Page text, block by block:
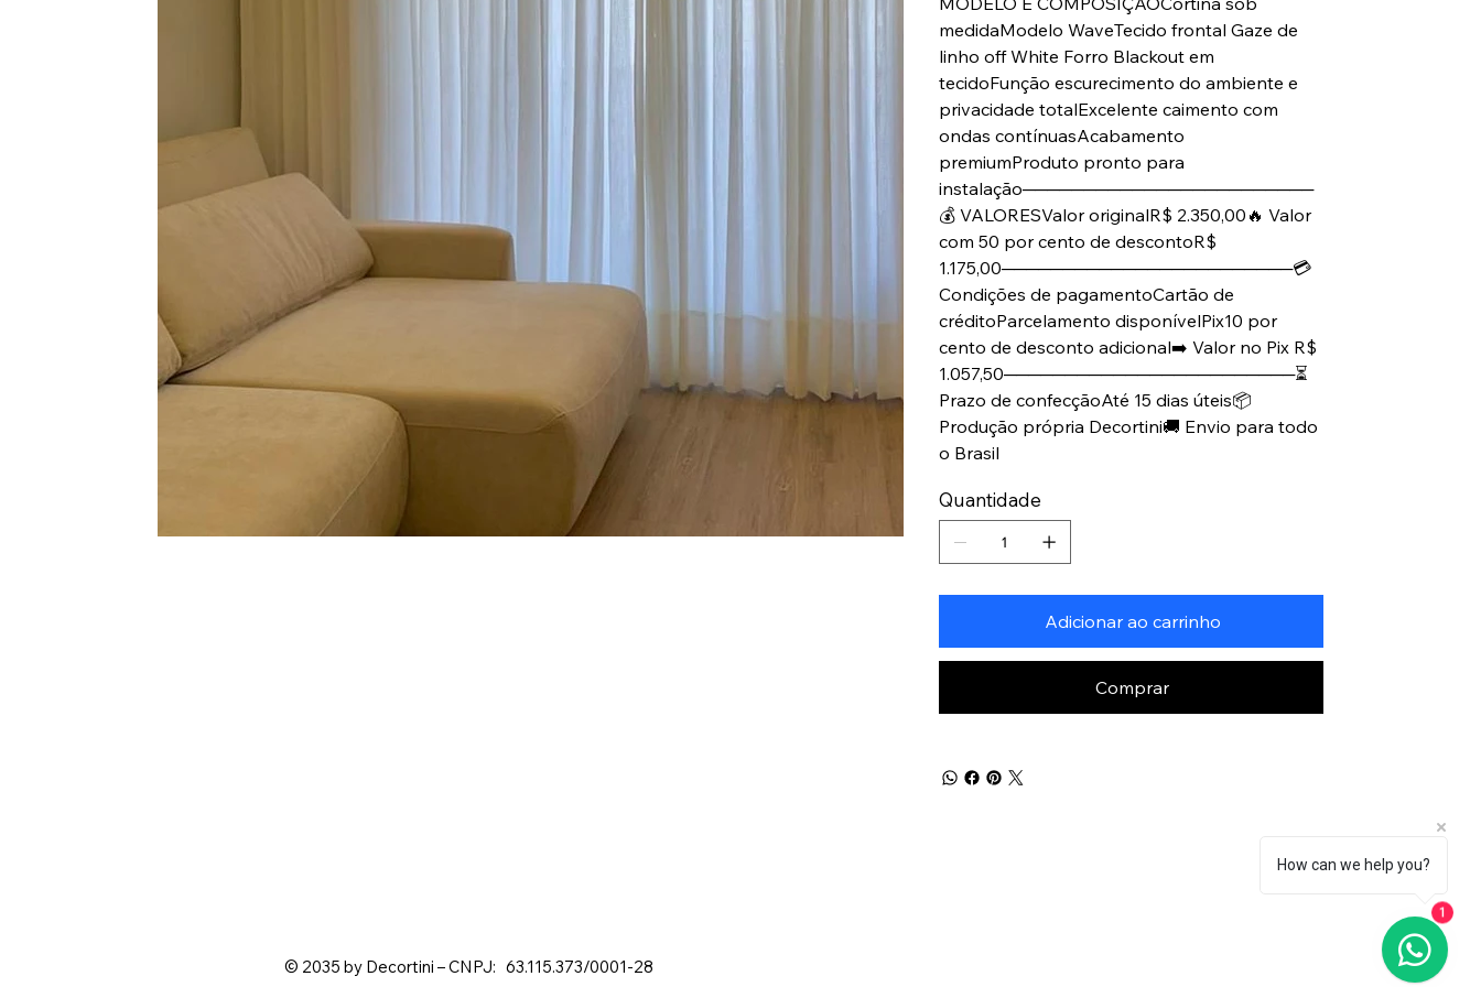
medidaModelo WaveTecido frontal Gaze de
linho off White Forro Blackout em
tecidoFunção escurecimento do ambiente e
privacidade totalExcelente caimento com
ondas contínuasAcabamento
premiumProduto pronto para
instalação────────────────────────
💰 VALORESValor originalR$ 2.350,00🔥 Valor
com 50 por cento de descontoR$
1.175,00────────────────────────💳
Condições de pagamentoCartão de
créditoParcelamento disponívelPix10 por
cento de desconto adicional➡️ Valor no Pix R$
1.057,50────────────────────────⏳
Prazo de confecçãoAté 15 dias úteis📦
Produção própria Decortini🚚 Envio para todo
o Brasil
Quantidade
Adicionar ao carrinho
Comprar
© 2035 by Decortini – CNPJ: 63.115.373/0001-28
How can we help you?
1